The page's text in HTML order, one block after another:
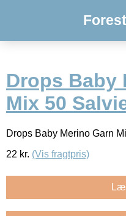
Drops Baby
Mix 50
Drops Baby Merino Garn
22 kr. (Vis fragtpris)